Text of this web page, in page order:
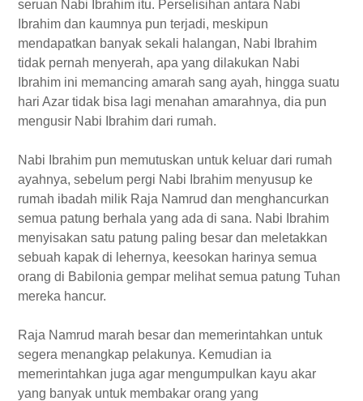
seruan Nabi Ibrahim itu. Perselisihan antara Nabi
Ibrahim dan kaumnya pun terjadi, meskipun
mendapatkan banyak sekali halangan, Nabi Ibrahim
tidak pernah menyerah, apa yang dilakukan Nabi
Ibrahim ini memancing amarah sang ayah, hingga suatu
hari Azar tidak bisa lagi menahan amarahnya, dia pun
mengusir Nabi Ibrahim dari rumah.
Nabi Ibrahim pun memutuskan untuk keluar dari rumah
ayahnya, sebelum pergi Nabi Ibrahim menyusup ke
rumah ibadah milik Raja Namrud dan menghancurkan
semua patung berhala yang ada di sana. Nabi Ibrahim
menyisakan satu patung paling besar dan meletakkan
sebuah kapak di lehernya, keesokan harinya semua
orang di Babilonia gempar melihat semua patung Tuhan
mereka hancur.
Raja Namrud marah besar dan memerintahkan untuk
segera menangkap pelakunya. Kemudian ia
memerintahkan juga agar mengumpulkan kayu akar
yang banyak untuk membakar orang yang